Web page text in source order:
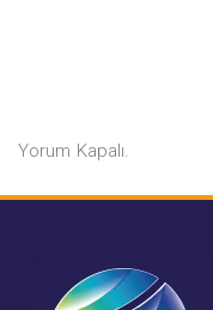
Yorum Kapalı.